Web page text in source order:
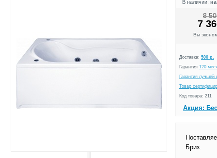
В наличии:
8
7
Вы
Доставка: 500 р.
Гарантия 120
Гарантия лучшей
Товар
Код товара: 211
Акция:
Бриз.